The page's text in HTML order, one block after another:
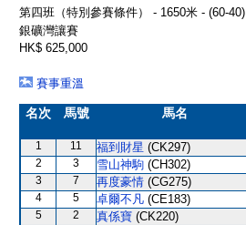
第四班（特別參賽條件） - 1650米 - (60-40)
銀礦灣讓賽
HK$ 625,000
賽事重溫
名次 馬號 馬名
1 11 福到財星 (CK297)
2
3 雪山神駒 (CH302)
3
7 再度豪情 (CG275)
4
5 卓爾不凡 (CE183)
5
2 真係寶 (CK220)